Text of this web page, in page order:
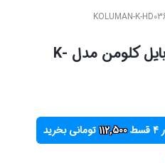
KOLUMAN-K-
پایه نگهدارنده گوشی موبایل کلومن مدل K-
112,500تومانی بخرید